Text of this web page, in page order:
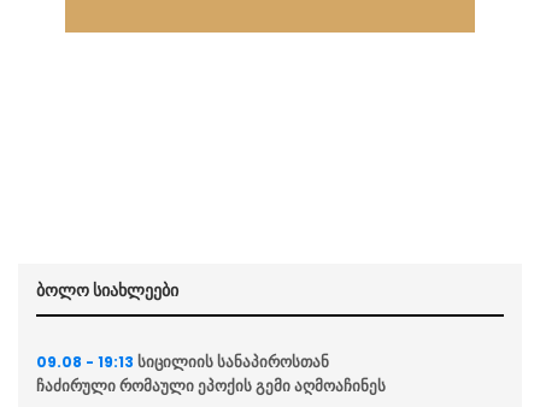
ბოლო სიახლეები
09.08 - 19:13 სიცილიის სანაპიროსთან
ჩაძირული რომაული ეპოქის გემი აღმოაჩინეს